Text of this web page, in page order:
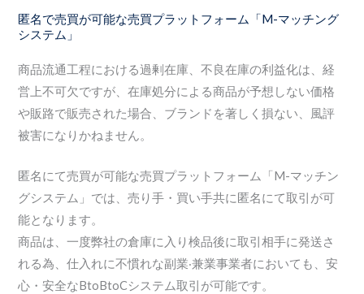
匿名で売買が可能な売買プラットフォーム「M-マッチング
システム」
商品流通工程における過剰在庫、不良在庫の利益化は、経
営上不可欠ですが、在庫処分による商品が予想しない価格
や販路で販売された場合、ブランドを著しく損ない、風評
被害になりかねません。
匿名にて売買が可能な売買プラットフォーム「M-マッチン
グシステム」では、売り手・買い手共に匿名にて取引が可
能となります。
商品は、⼀度弊社の倉庫に入り検品後に取引相手に発送さ
れる為、仕入れに不慣れな副業‧兼業事業者においても、安
心・安全なBtoBtoCシステム取引が可能です。